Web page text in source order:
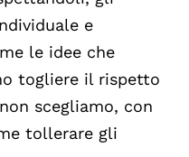
e
le idee che
togliere il rispetto
scegliamo, con
tollerare gli